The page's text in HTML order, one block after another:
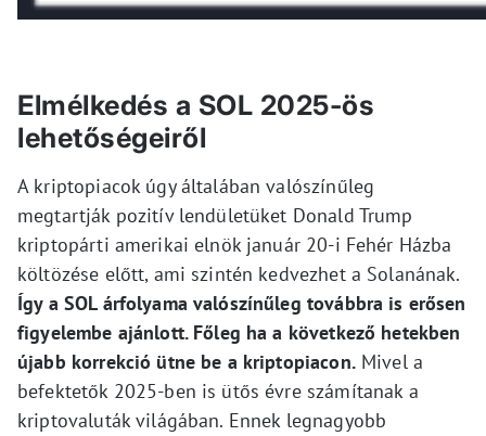
Elmélkedés a SOL 2025-ös
lehetőségeiről
A kriptopiacok úgy általában valószínűleg
megtartják pozitív lendületüket Donald Trump
kriptopárti amerikai elnök január 20-i Fehér Házba
költözése előtt, ami szintén kedvezhet a Solanának.
Így a SOL árfolyama valószínűleg továbbra is erősen
figyelembe ajánlott. Főleg ha a következő hetekben
újabb korrekció ütne be a kriptopiacon.Mivel a
befektetők 2025-ben is ütős évre számítanak a
kriptovaluták világában. Ennek legnagyobb